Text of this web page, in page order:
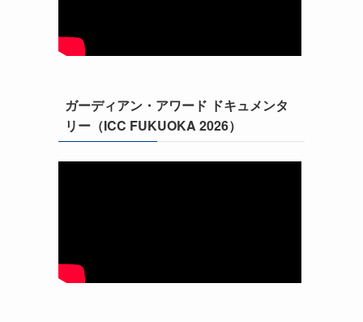
ガーディアン・アワード ドキュメンタ
リー（ICC FUKUOKA 2026）